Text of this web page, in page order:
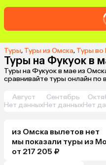
Туры, Туры из Омска, Туры во
Туры на Фукуок в
Туры на Фукуок в мае из
сравнивайте туры онлайн по
Август
Нет данных
Сентябрь
Нет данныхНет
из Омска вылетов нет
мы показали туры из
от 217 205 ₽